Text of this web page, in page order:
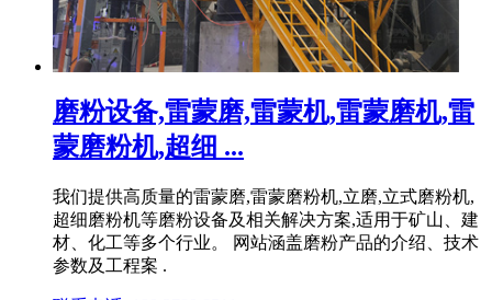
磨粉设备,雷蒙磨,雷蒙机,雷蒙磨机,雷
蒙磨粉机,超细 ...
我们提供高质量的雷蒙磨,雷蒙磨粉机,立磨,立式磨粉机,
超细磨粉机等磨粉设备及相关解决方案,适用于矿山、建
材、化工等多个行业。 网站涵盖磨粉产品的介绍、技术
参数及工程案 .